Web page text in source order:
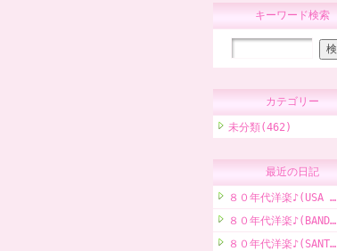
キーワード検索
カテゴリー
未分類(462)
最近の日記
８０年代洋楽♪(USA …
８０年代洋楽♪(BAND…
８０年代洋楽♪(SANT…